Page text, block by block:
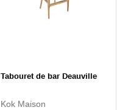
Tabouret de bar Deauville
Kok Maison